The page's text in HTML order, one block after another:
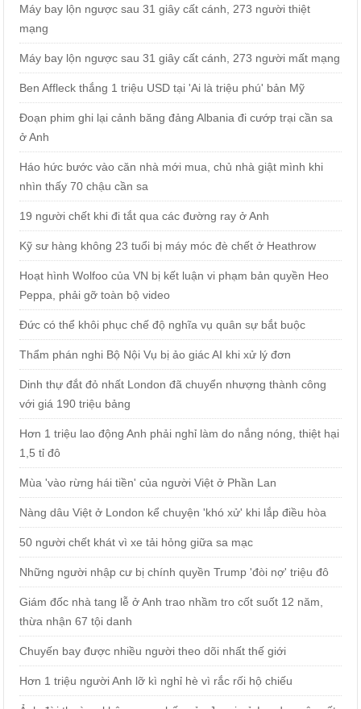
Máy bay lộn ngược sau 31 giây cất cánh, 273 người thiệt
mạng
Máy bay lộn ngược sau 31 giây cất cánh, 273 người mất mạng
Ben Affleck thắng 1 triệu USD tại 'Ai là triệu phú' bản Mỹ
Đoạn phim ghi lại cảnh băng đảng Albania đi cướp trại cần sa
ở Anh
Háo hức bước vào căn nhà mới mua, chủ nhà giật mình khi
nhìn thấy 70 chậu cần sa
19 người chết khi đi tắt qua các đường ray ở Anh
Kỹ sư hàng không 23 tuổi bị máy móc đè chết ở Heathrow
Hoạt hình Wolfoo của VN bị kết luận vi phạm bản quyền Heo
Peppa, phải gỡ toàn bộ video
Đức có thể khôi phục chế độ nghĩa vụ quân sự bắt buộc
Thẩm phán nghi Bộ Nội Vụ bị ảo giác AI khi xử lý đơn
Dinh thự đắt đỏ nhất London đã chuyển nhượng thành công
với giá 190 triệu bảng
Hơn 1 triệu lao động Anh phải nghỉ làm do nắng nóng, thiệt hại
1,5 tỉ đô
Mùa 'vào rừng hái tiền' của người Việt ở Phần Lan
Nàng dâu Việt ở London kể chuyện 'khó xử' khi lắp điều hòa
50 người chết khát vì xe tải hỏng giữa sa mạc
Những người nhập cư bị chính quyền Trump 'đòi nợ' triệu đô
Giám đốc nhà tang lễ ở Anh trao nhầm tro cốt suốt 12 năm,
thừa nhận 67 tội danh
Chuyến bay được nhiều người theo dõi nhất thế giới
Hơn 1 triệu người Anh lỡ kì nghỉ hè vì rắc rối hộ chiếu